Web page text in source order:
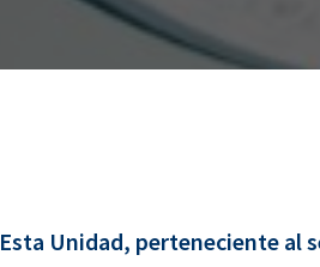
Esta Unidad, perteneciente al